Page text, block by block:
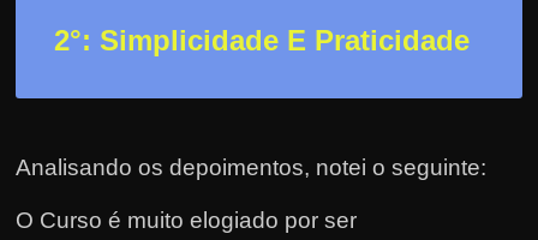
e
?
2°: Simplicidade E Praticidade
Analisando os depoimentos, notei o seguinte:
O Curso é muito elogiado por ser